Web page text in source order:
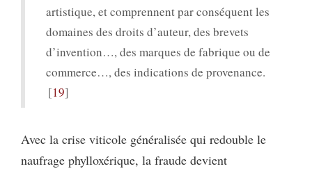
artistique, et comprennent par conséquent les
domaines des droits d’auteur, des brevets
d’invention…, des marques de fabrique ou de
commerce…, des indications de provenance.
19
Avec la crise viticole généralisée qui redouble le
naufrage phylloxérique, la fraude devient